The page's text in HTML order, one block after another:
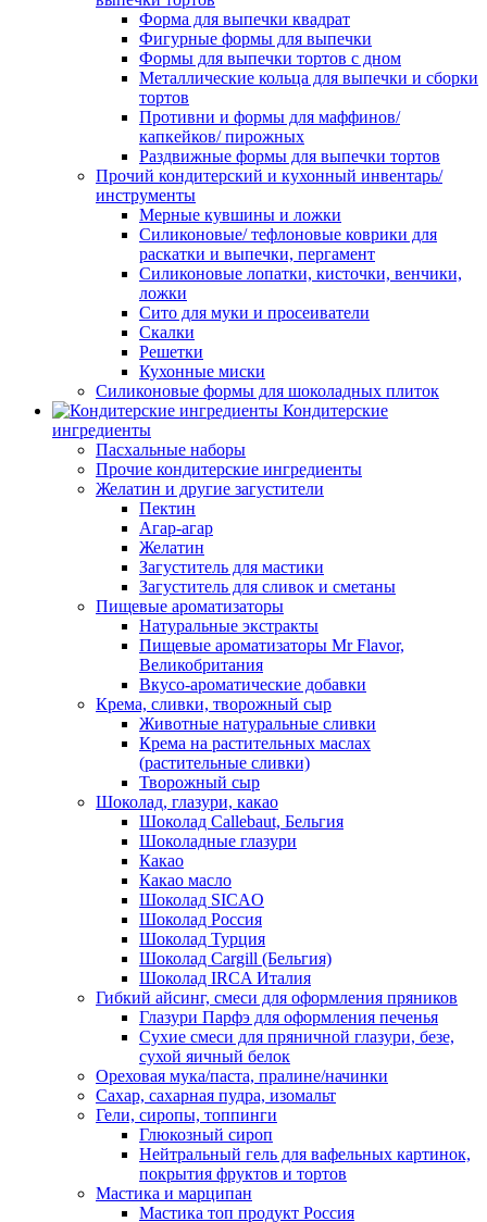
Форма для выпечки квадрат
Фигурные формы для выпечки
Формы для выпечки тортов с дном
Металлические кольца для выпечки и сборки
тортов
Противни и формы для маффинов/
капкейков/ пирожных
Раздвижные формы для выпечки тортов
Прочий кондитерский и кухонный инвентарь/
инструменты
Мерные кувшины и ложки
Силиконовые/ тефлоновые коврики для
раскатки и выпечки, пергамент
Силиконовые лопатки, кисточки, венчики,
ложки
Сито для муки и просеиватели
Скалки
Решетки
Кухонные миски
Силиконовые формы для шоколадных плиток
Кондитерские
ингредиенты
Пасхальные наборы
Прочие кондитерские ингредиенты
Желатин и другие загустители
Пектин
Агар-агар
Желатин
Загуститель для мастики
Загуститель для сливок и сметаны
Пищевые ароматизаторы
Натуральные экстракты
Пищевые ароматизаторы Mr Flavor,
Великобритания
Вкусо-ароматические добавки
Крема, сливки, творожный сыр
Животные натуральные сливки
Крема на растительных маслах
(растительные сливки)
Творожный сыр
Шоколад, глазури, какао
Шоколад Callebaut, Бельгия
Шоколадные глазури
Какао
Какао масло
Шоколад SICAO
Шоколад Россия
Шоколад Турция
Шоколад Cargill (Бельгия)
Шоколад IRCA Италия
Гибкий айсинг, смеси для оформления пряников
Глазури Парфэ для оформления печенья
Сухие смеси для пряничной глазури, безе,
сухой яичный белок
Ореховая мука/паста, пралине/начинки
Сахар, сахарная пудра, изомальт
Гели, сиропы, топпинги
Глюкозный сироп
Нейтральный гель для вафельных картинок,
покрытия фруктов и тортов
Мастика и марципан
Мастика топ продукт Россия